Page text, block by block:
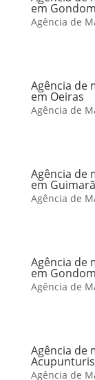
em
Agência de
Agência de
em Oeiras
Agência de
Agência de
em
Agência de
Agência de
em
Agência de
Agência de
Agência de